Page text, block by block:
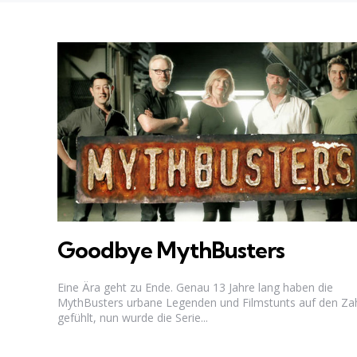
Goodbye MythBusters
Eine Ära geht zu Ende. Genau 13 Jahre lang haben die
MythBusters urbane Legenden und Filmstunts auf den
gefühlt, nun wurde die Serie...